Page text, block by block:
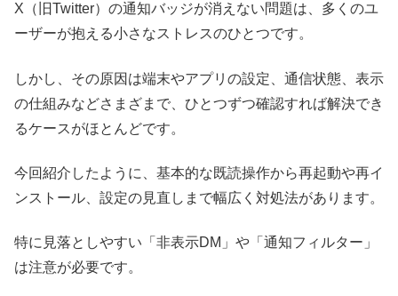
X（旧Twitter）の通知バッジが消えない問題は、多くのユ
ーザーが抱える小さなストレスのひとつです。
しかし、その原因は端末やアプリの設定、通信状態、表示
の仕組みなどさまざまで、ひとつずつ確認すれば解決でき
るケースがほとんどです。
今回紹介したように、基本的な既読操作から再起動や再イ
ンストール、設定の見直しまで幅広く対処法があります。
特に見落としやすい「非表示DM」や「通知フィルター」
は注意が必要です。